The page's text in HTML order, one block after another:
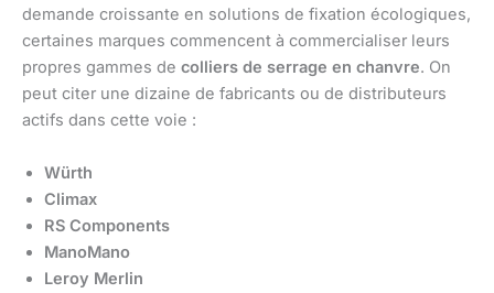
demande croissante en solutions de fixation écologiques,
certaines marques commencent à commercialiser leurs
propres gammes de colliers de serrage en chanvre. On
peut citer une dizaine de fabricants ou de distributeurs
actifs dans cette voie :
Würth
Climax
RS Components
ManoMano
Leroy Merlin